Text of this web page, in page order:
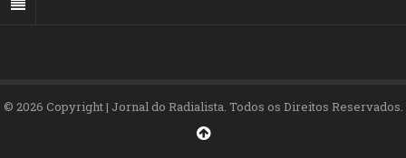
© 2026 Copyright | Jornal do Radialista. Todos os Direitos Reservados.